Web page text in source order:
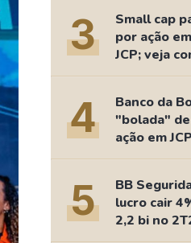
As Ações
Guia do
3
Small cap
por ação
JCP; veja
4
Banco da
"bolada"
ação em
5
BB
lucro cair
2,2 bi no